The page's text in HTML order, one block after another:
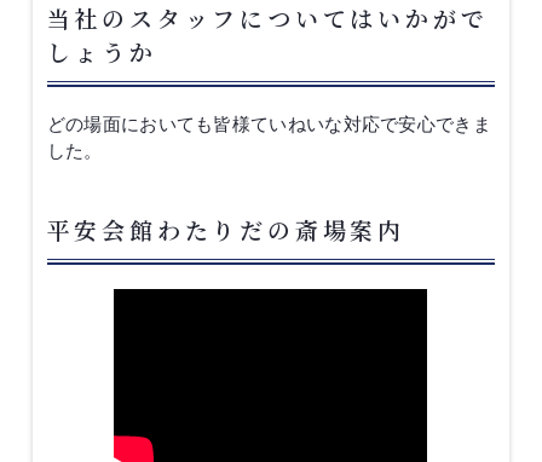
当社のスタッフについてはいかがで
しょうか
どの場面においても皆様ていねいな対応で安心できま
した。
平安会館わたりだの斎場案内